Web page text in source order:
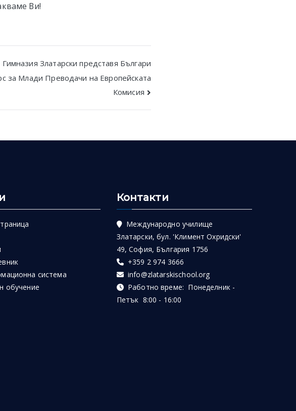
Ви!
Златарски представя Българи
за Млади Преводачи на Европейската
Комисия
система
обучение
Контакти
Международно училище
Златарски, бул. 'Климент Охридски'
49, София, България 1756
+359 2 974 3666
info@zlatarskischool.org
Работно време: Понеделник -
Петък 8:00 - 16:00